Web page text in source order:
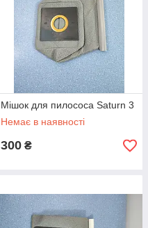
Мішок для пилососа Saturn 3
Немає в наявності
300 ₴